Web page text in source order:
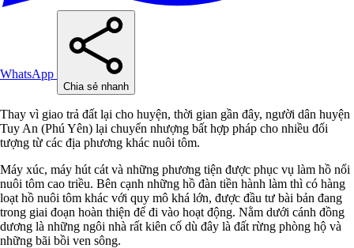
WhatsApp
Chia sẻ nhanh
Thay vì giao trả đất lại cho huyện, thời gian gần đây, người dân huyện
Tuy An (Phú Yên) lại chuyển nhượng bất hợp pháp cho nhiều đối
tượng từ các địa phương khác nuôi tôm.
Máy xúc, máy hút cát và những phương tiện được phục vụ làm hồ nổi
nuôi tôm cao triều. Bên cạnh những hồ đàn tiền hành làm thì có hàng
loạt hồ nuôi tôm khác với quy mô khá lớn, được đầu tư bài bản đang
trong giai đoạn hoàn thiện để đi vào hoạt động. Nằm dưới cánh đồng
dương là những ngôi nhà rất kiên cố dù đây là đất rừng phòng hộ và
những bãi bồi ven sông.